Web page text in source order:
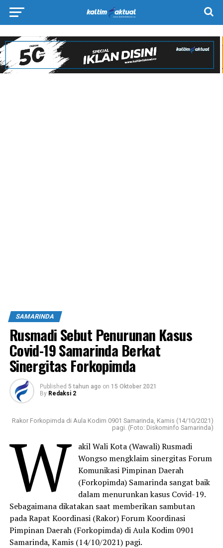
SAMARINDA
Rusmadi Sebut Penurunan Kasus
Covid-19 Samarinda Berkat
Sinergitas Forkopimda
Published 5 tahun ago on 15 Oktober 2021
By Redaksi 2
Rakor Forkopimda di Aula Kodim 0901 Samarinda, Kamis (14/10/2021)
pagi. (Foto: Diskominfo Samarinda)
W
akil Wali Kota (Wawali) Rusmadi
Wongso mengklaim sinergitas Forum
Komunikasi Pimpinan Daerah
(Forkopimda) Samarinda sangat baik
dalam menurunkan kasus Covid-19.
Sebagaimana dikatakan saat memberikan sambutan
pada Rapat Koordinasi (Rakor) Forum Koordinasi
Pimpinan Daerah (Forkopimda) di Aula Kodim 0901
Samarinda, Kamis (14/10/2021) pagi.